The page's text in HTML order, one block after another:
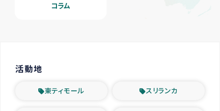
コラム
活動地
東ティモール スリランカ